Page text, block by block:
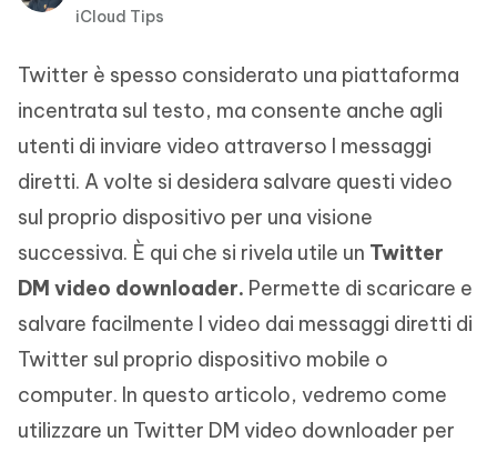
Editor
iAnyGo
iCloud Tips
Twitter è spesso considerato una piattaforma
incentrata sul testo, ma consente anche agli
utenti di inviare video attraverso I messaggi
diretti. A volte si desidera salvare questi video
sul proprio dispositivo per una visione
successiva. È qui che si rivela utile un Twitter
DM video downloader. Permette di scaricare e
salvare facilmente I video dai messaggi diretti di
Twitter sul proprio dispositivo mobile o
computer. In questo articolo, vedremo come
utilizzare un Twitter DM video downloader per